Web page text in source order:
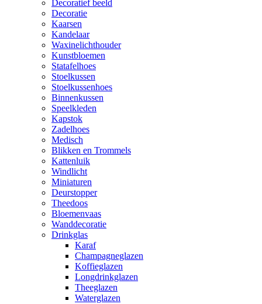
Decoratief beeld
Decoratie
Kaarsen
Kandelaar
Waxinelichthouder
Kunstbloemen
Statafelhoes
Stoelkussen
Stoelkussenhoes
Binnenkussen
Speelkleden
Kapstok
Zadelhoes
Medisch
Blikken en Trommels
Kattenluik
Windlicht
Miniaturen
Deurstopper
Theedoos
Bloemenvaas
Wanddecoratie
Drinkglas
Karaf
Champagneglazen
Koffieglazen
Longdrinkglazen
Theeglazen
Waterglazen